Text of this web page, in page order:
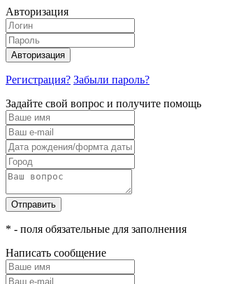
Авторизация
Авторизация
Регистрация? Забыли пароль?
Задайте свой вопрос и получите помощь
Отправить
* - поля обязательные для заполнения
Написать сообщение